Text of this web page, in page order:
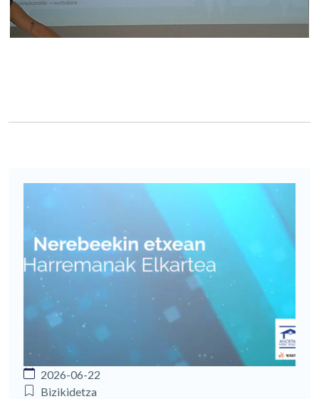
2026-06-22
Bizikidetza